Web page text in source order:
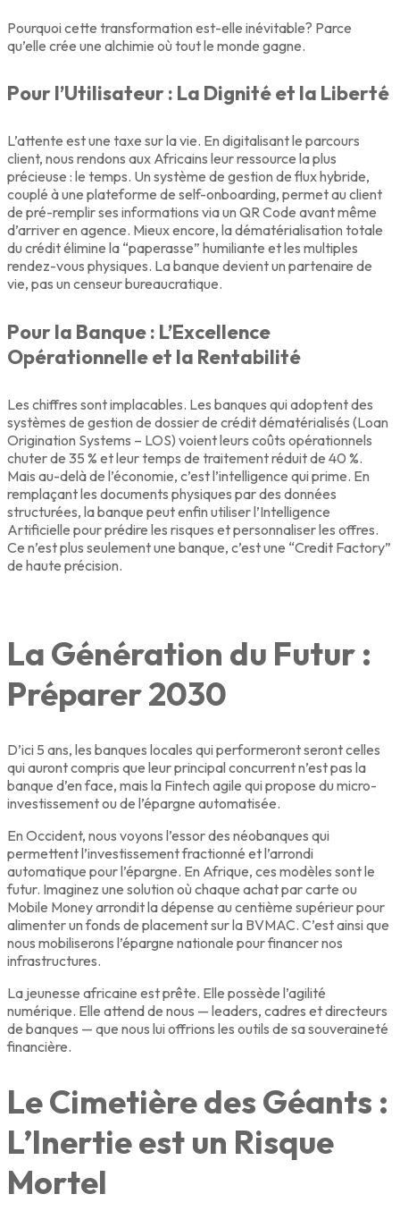
Pourquoi cette transformation est-elle inévitable? Parce
qu’elle crée une alchimie où tout le monde gagne.
Pour l’Utilisateur : La Dignité et la Liberté
L’attente est une taxe sur la vie. En digitalisant le parcours
client, nous rendons aux Africains leur ressource la plus
précieuse : le temps. Un système de gestion de flux hybride,
couplé à une plateforme de self-onboarding, permet au client
de pré-remplir ses informations via un QR Code avant même
d’arriver en agence. Mieux encore, la dématérialisation totale
du crédit élimine la “paperasse” humiliante et les multiples
rendez-vous physiques. La banque devient un partenaire de
vie, pas un censeur bureaucratique.
Pour la Banque : L’Excellence
Opérationnelle et la Rentabilité
Les chiffres sont implacables. Les banques qui adoptent des
systèmes de gestion de dossier de crédit dématérialisés (Loan
Origination Systems – LOS) voient leurs coûts opérationnels
chuter de 35 % et leur temps de traitement réduit de 40 %.
Mais au-delà de l’économie, c’est l’intelligence qui prime. En
remplaçant les documents physiques par des données
structurées, la banque peut enfin utiliser l’Intelligence
Artificielle pour prédire les risques et personnaliser les offres.
Ce n’est plus seulement une banque, c’est une “Credit Factory”
de haute précision.
La Génération du Futur :
Préparer 2030
D’ici 5 ans, les banques locales qui performeront seront celles
qui auront compris que leur principal concurrent n’est pas la
banque d’en face, mais la Fintech agile qui propose du micro-
investissement ou de l’épargne automatisée.
En Occident, nous voyons l’essor des néobanques qui
permettent l’investissement fractionné et l’arrondi
automatique pour l’épargne. En Afrique, ces modèles sont le
futur. Imaginez une solution où chaque achat par carte ou
Mobile Money arrondit la dépense au centième supérieur pour
alimenter un fonds de placement sur la BVMAC. C’est ainsi que
nous mobiliserons l’épargne nationale pour financer nos
infrastructures.
La jeunesse africaine est prête. Elle possède l’agilité
numérique. Elle attend de nous — leaders, cadres et directeurs
de banques — que nous lui offrions les outils de sa souveraineté
financière.
Le Cimetière des Géants :
L’Inertie est un Risque
Mortel